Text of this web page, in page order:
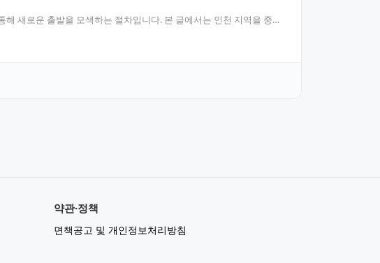
새로운 출발을 모색하는 절차입니다. 본 글에서는 인천 지역을 중심
약관·정책
면책공고 및 개인정보처리방침